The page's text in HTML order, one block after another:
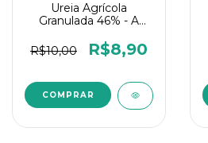
Ureia Agrícola
Granulada 46% - A
R$10,00
R$8,90